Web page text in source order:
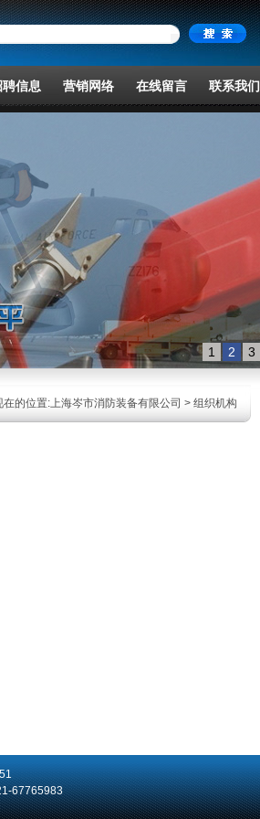
聘信息 营销网络 在线留言 联系我们
1 2 3
在的位置:上海岑市消防装备有限公司 > 组织机构
67765983